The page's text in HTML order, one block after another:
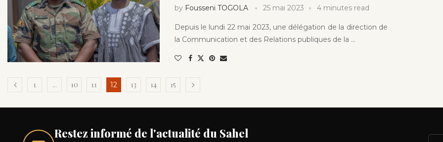
by Fousseni TOGOLA 25 mai 2023 4 minutes read
Depuis le lundi 22 mai 2023, une délégation de la direction de
la Communication et des Relations publiques de la …
1 … 10 11 12 13 14 15
Restez informé de l'actualité du Sahel